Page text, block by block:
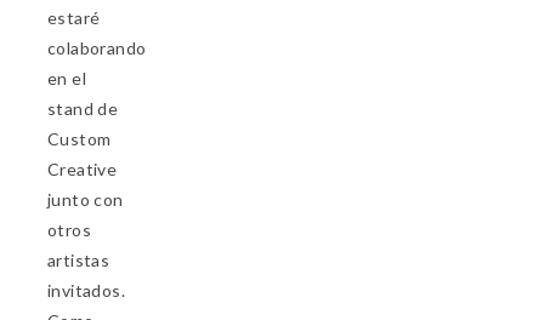
estaré
colaborando
en el
stand de
Custom
Creative
junto con
otros
artistas
invitados.